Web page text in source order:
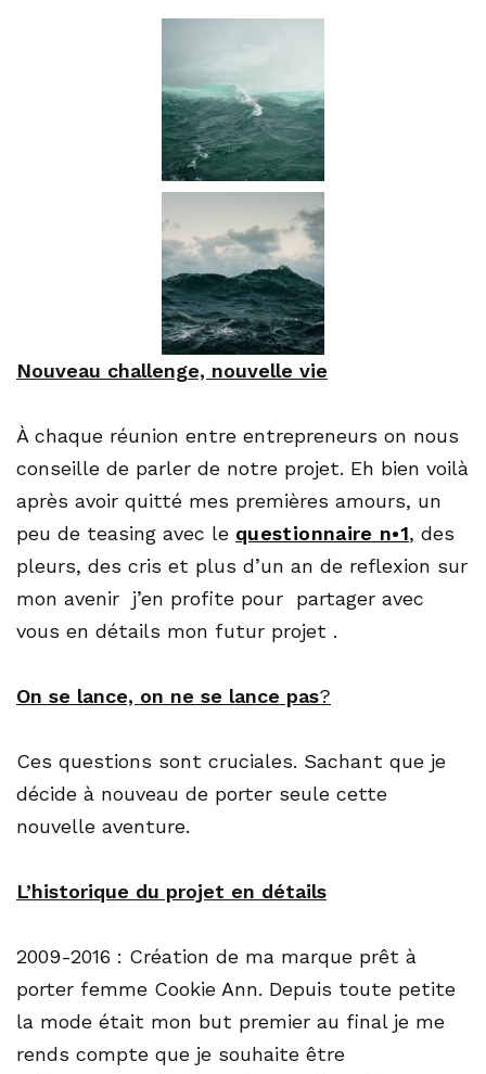
Nouveau challenge, nouvelle vie
À chaque réunion entre entrepreneurs on nous
conseille de parler de notre projet. Eh bien voilà
après avoir quitté mes premières amours, un
peu de teasing avec le questionnaire n•1, des
pleurs, des cris et plus d’un an de reflexion sur
mon avenir j’en profite pour partager avec
vous en détails mon futur projet .
On se lance, on ne se lance pas?
Ces questions sont cruciales. Sachant que je
décide à nouveau de porter seule cette
nouvelle aventure.
L’historique du projet en détails
2009-2016 : Création de ma marque prêt à
porter femme Cookie Ann. Depuis toute petite
la mode était mon but premier au final je me
rends compte que je souhaite être